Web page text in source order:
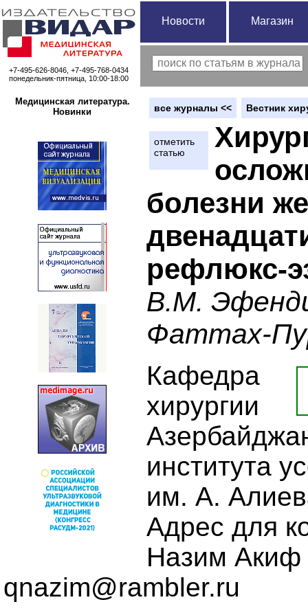
+7-495-626-8046, +7-495-768-0434
понедельник-пятница, 10:00-18:00
Новости Магазин
Медицинская литература.
Новинки
вce журналы << Вестник
отметить
статью
болезни
рефлюкс-
В.М.
Фаттах-
Кафедра
хирургии
института
им. А.
Адрес для
Назим Акиф
qnazim@rambler.ru